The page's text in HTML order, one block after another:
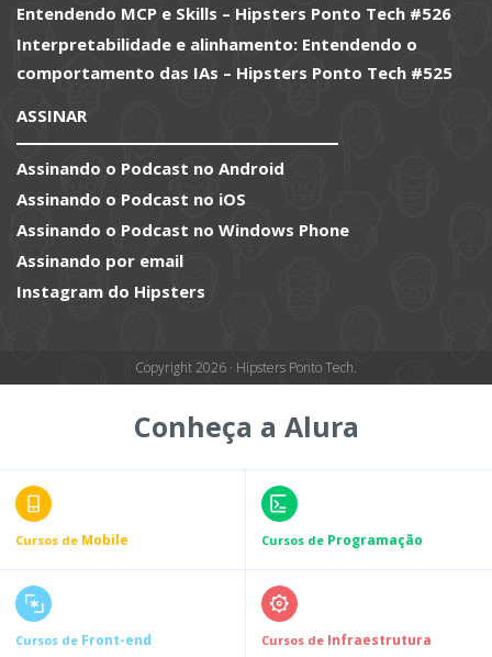
Entendendo MCP e Skills – Hipsters Ponto Tech #526
Interpretabilidade e alinhamento: Entendendo o
comportamento das IAs – Hipsters Ponto Tech #525
ASSINAR
Assinando o Podcast no Android
Assinando o Podcast no iOS
Assinando o Podcast no Windows Phone
Assinando por email
Instagram do Hipsters
Copyright 2026 · Hipsters Ponto Tech.
Conheça a Alura
Cursos de Mobile Cursos de Programação
Cursos de Front-end Cursos de Infraestrutura